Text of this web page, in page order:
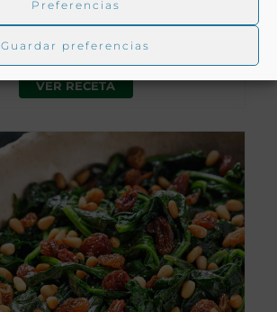
Preferencias
Guardar preferencias
Cataluña
VER RECETA